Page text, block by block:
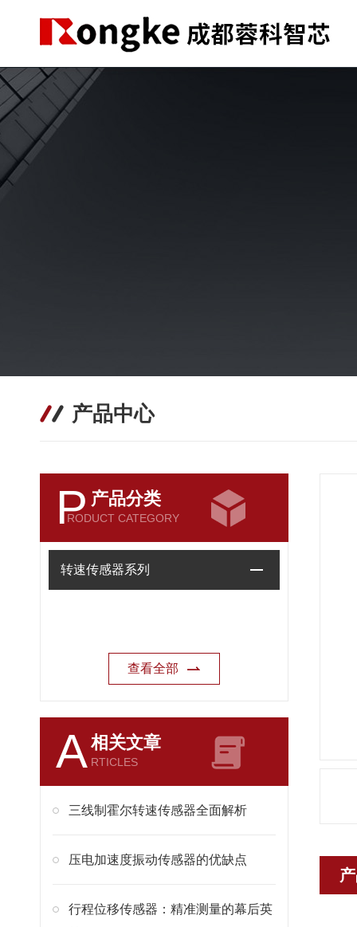
产品中心
P 产品分类
RODUCT CATEGORY
转速传感器系列
查看全部
A相关文章
RTICLES
三线制霍尔转速传感器全面解析
压电加速度振动传感器的优缺点
行程位移传感器：精准测量的幕后英